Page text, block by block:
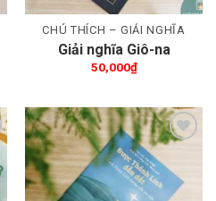
CHÚ THÍCH – GIẢI NGHĨA
Giải nghĩa Giô-na
50,000₫
Thêm wishlist